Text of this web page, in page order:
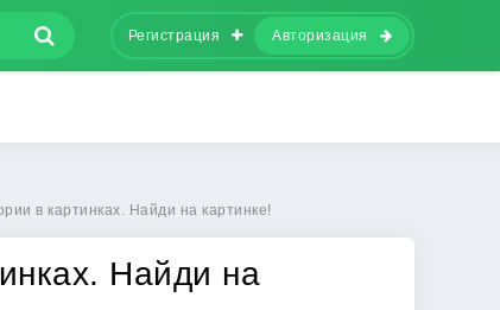
Регистрация Авторизация
в картинках. Найди на картинке!
Найди на